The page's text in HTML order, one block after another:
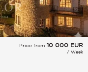
Price from 10 000 EUR
/ Week